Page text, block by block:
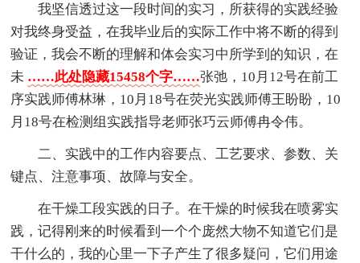
我坚信透过这一段时间的实习，所获得的实践经验
对我终身受益，在我毕业后的实际工作中将不断的得到
验证，我会不断的理解和体会实习中所学到的知识，在
未 ……此处隐藏15458个字……张弛，10月12号在前工
序实践师傅林琳，10月18号在荧光实践师傅王盼盼，10
月18号在检测组实践指导老师张巧云师傅冉令伟。
二、实践中的工作内容要点、工艺要求、参数、关
键点、注意事项、故障与安全。
在干燥工段实践的日子。在干燥的时候我在喷雾实
践，记得刚来的时候看到一个个庞然大物不知道它们是
干什么的，我的心里一下子产生了很多疑问，它们用途